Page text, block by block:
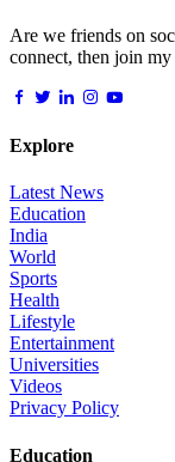
Are we friends on
connect, then join
Explore
Latest News
Education
India
World
Sports
Health
Lifestyle
Entertainment
Universities
Videos
Privacy Policy
Education